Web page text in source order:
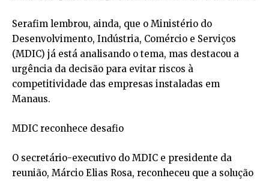
Serafim lembrou, ainda, que o Ministério do
Desenvolvimento, Indústria, Comércio e Serviços
(MDIC) já está analisando o tema, mas destacou a
urgência da decisão para evitar riscos à
competitividade das empresas instaladas em
Manaus.
MDIC reconhece desafio
O secretário-executivo do MDIC e presidente da
reunião, Márcio Elias Rosa, reconheceu que a solução